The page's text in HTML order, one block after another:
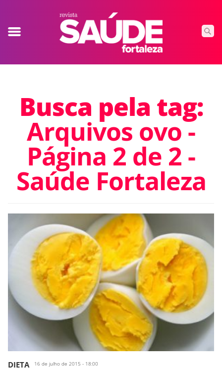
Busca pela tag:
Arquivos ovo -
Página 2 de 2 -
Saúde Fortaleza
DIETA 16 de julho de 2015 - 18:00